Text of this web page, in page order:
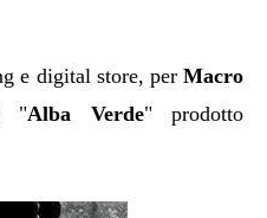
e digital store, perMacro
"Alba Verde" prodotto